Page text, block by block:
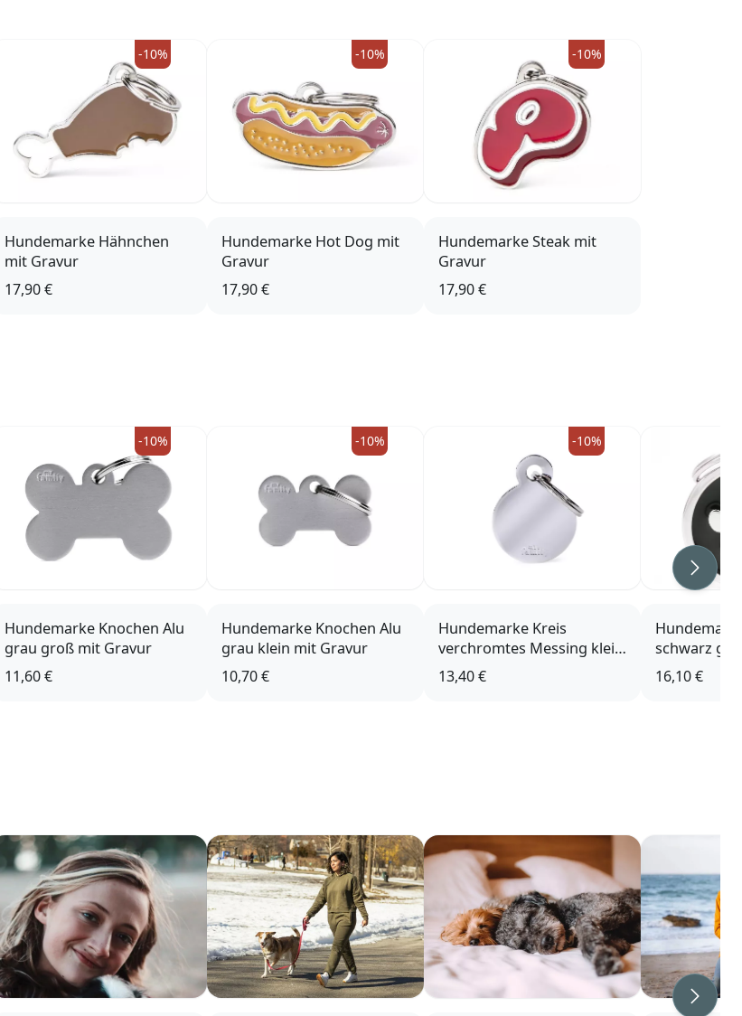
-10%
Hundemarke Hähnchen
mit Gravur
17,90 €
-10%
Hundemarke Hot Dog mit
Gravur
17,90 €
-10%
Hundemarke Steak mit
Gravur
17,90 €
-10%
Hundemarke Knochen Alu
grau groß mit Gravur
11,60 €
-10%
Hundemarke Knochen Alu
grau klein mit Gravur
10,70 €
-10%
Hundemarke Kreis
verchromtes Messing klein
mit Gravur
13,40 €
schwarz
16,10 €
Weiter
Weiter